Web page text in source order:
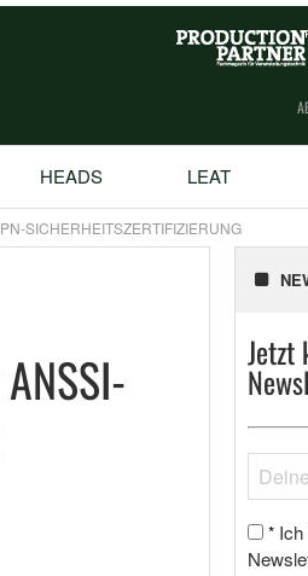
HEADS LEAT
SICHERHEITSZERTIFIZIERUNG
Jetzt
* Ich